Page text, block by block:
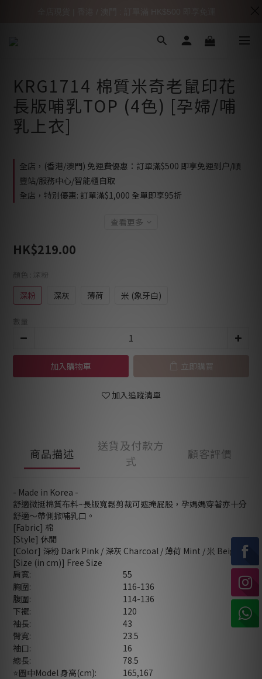
KRG1714 棉質米奇老鼠印花
長版哺乳TOP (4色) [孕婦/哺
乳上衣]
全店，(香港/澳門) 免運費優惠：訂單滿$500 即享免運到户/順
豐站/服務中心/智能櫃自取
全店，特別優惠: 訂單滿$1,000 全單即享95折
查看更多
HK$219.00
顏色 : 深粉
深粉 深灰 薄荷 米 (象牙白)
加入購物車 立即購買
加入追蹤清單
商品描述
送貨及付款方
式
顧客評價
- Made in Korea -
舒適微挺棉質布料~長版寬鬆剪裁可遮掩屁股，孕媽媽穿著亦十分
舒適～帶側掀哺乳口。
[Fabric] 棉
[Style] 休閒
[Color] 深粉 Dark Pink / 深灰 Charcoal / 薄荷 Mint / 米 Beige
[Size (in cm)] Free Size
肩寬:
55
胸圍:
116-136
腹圍:
114-136
下襬:
120
袖長:
43
臂寬:
23.5
袖口:
16
總長:
78.5
⭐️圖中Model 身高(cm):
165,167